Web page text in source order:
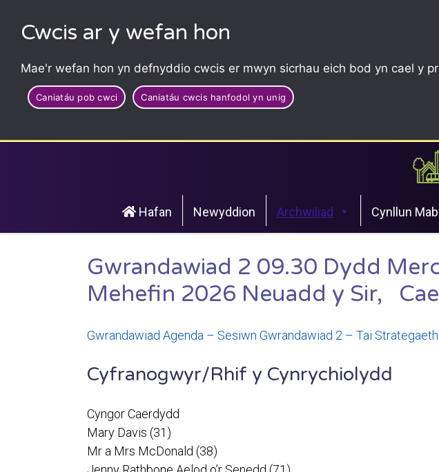
Cwcis ar y wefan hon
Mae'r wefan hon yn defnyddio cwcis er mwyn sicrhau eich bod yn cael y
Caniatáu pob cwci Caniatáu cwcis hanfodol yn unig
Hafan Newyddion Archwiliad Cynllun
Gwrandawiad 2 09.30 Dydd
Mehefin 2026 Neuadd y Sir,
Gwrandawiad Agenda – Sesiwn Gwrandawiad 2 – Tai Strategaeth
Cyfranogwyr/Rhif y Cynrychiolydd
Cyngor Caerdydd
Mary Davis (31)
Mr a Mrs McDonald (38)